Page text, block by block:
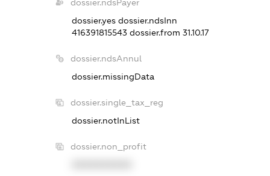
dossier.ndsPayer
dossier.yes dossier.ndsInn
416391815543 dossier.from 31.10.17
dossier.ndsAnnul
dossier.missingData
dossier.single_tax_reg
dossier.notInList
dossier.non_profit